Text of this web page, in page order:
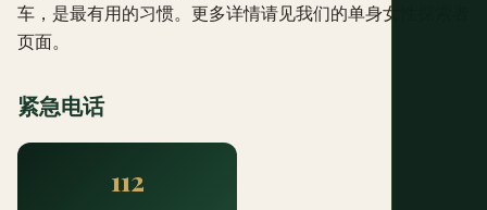
车，是最有用的习惯。更多详情请见我们的单身女性探索者
页面。
紧急电话
112